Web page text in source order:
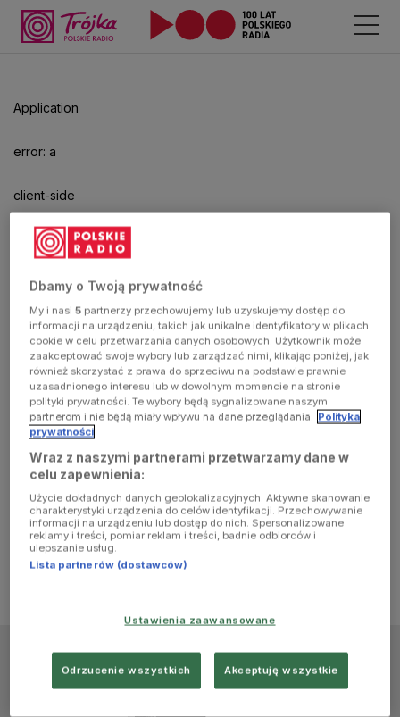
Application
error: a
client-side
exception
has
occurred
(see the
browser
console for
more
information)
aby
odtwarzać.
Dbamy o Twoją prywatność
My i nasi5 partnerzy przechowujemy lub uzyskujemy dostęp do
informacji na urządzeniu, takich jak unikalne identyfikatory w plikach
cookie w celu przetwarzania danych osobowych. Użytkownik może
zaakceptować swoje wybory lub zarządzać nimi, klikając poniżej, jak
również skorzystać z prawa do sprzeciwu na podstawie prawnie
uzasadnionego interesu lub w dowolnym momencie na stronie
polityki prywatności. Te wybory będą sygnalizowane naszym
partnerom i nie będą miały wpływu na dane przeglądania. Polityka
prywatności
Wraz z naszymi partnerami przetwarzamy dane w
celu zapewnienia:
Użycie dokładnych danych geolokalizacyjnych. Aktywne skanowanie
charakterystyki urządzenia do celów identyfikacji. Przechowywanie
informacji na urządzeniu lub dostęp do nich. Spersonalizowane
reklamy i treści, pomiar reklam i treści, badnie odbiorców i
ulepszanie usług.
Lista partnerów (dostawców)
Ustawienia zaawansowane
Odrzucenie wszystkich Akceptuję wszystkie